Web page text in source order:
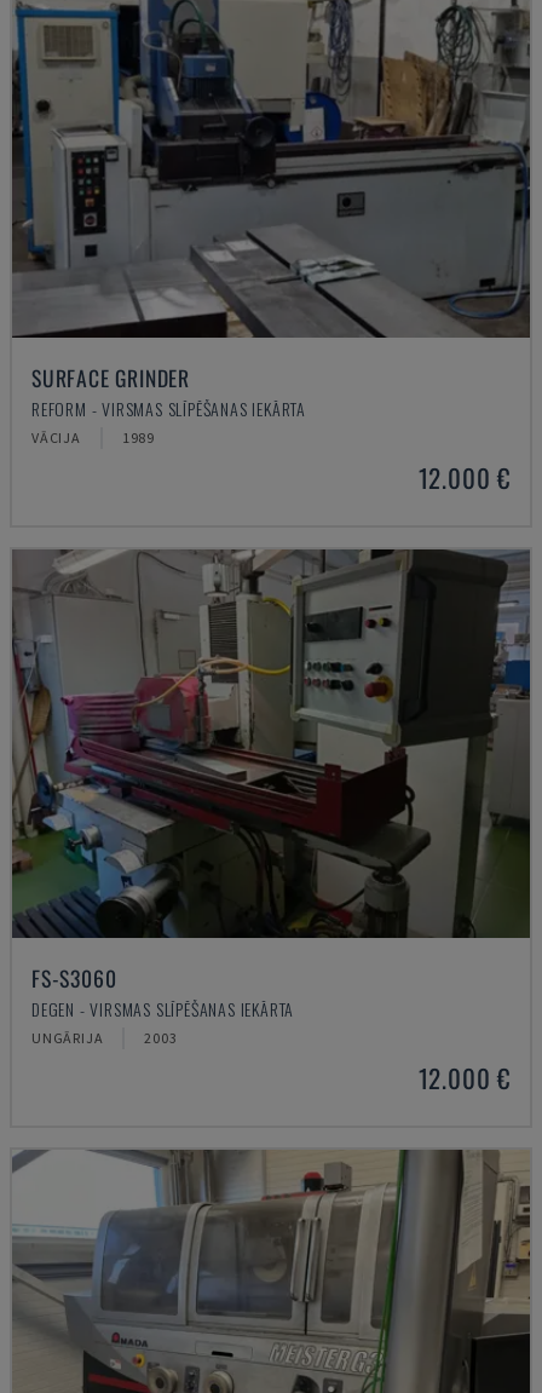
SURFACE GRINDER
REFORM - VIRSMAS SLĪPĒŠANAS IEKĀRTA
VĀCIJA 1989
12.000 €
FS-S3060
DEGEN - VIRSMAS SLĪPĒŠANAS IEKĀRTA
UNGĀRIJA 2003
12.000 €